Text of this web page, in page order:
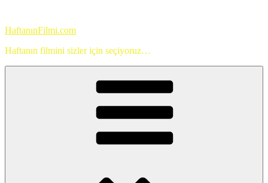
HaftanınFilmi.com
Haftanın filmini sizler için seçiyoruz…